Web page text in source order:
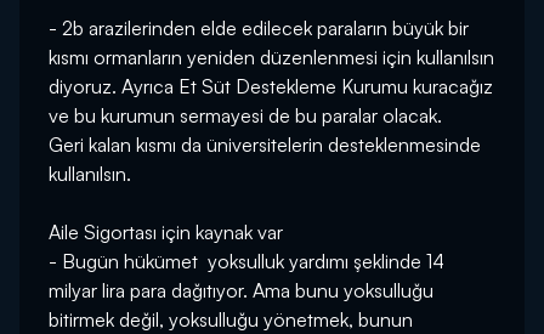
- 2b arazilerinden elde edilecek paraların büyük bir
kısmı ormanların yeniden düzenlenmesi için kullanılsın
diyoruz. Ayrıca Et Süt Destekleme Kurumu kuracağız
ve bu kurumun sermayesi de bu paralar olacak.
Geri kalan kısmı da üniversitelerin desteklenmesinde
kullanılsın.
Aile Sigortası için kaynak var
- Bugün hükümet yoksulluk yardımı şeklinde 14
milyar lira para dağıtıyor. Ama bunu yoksulluğu
bitirmek değil, yoksulluğu yönetmek, bunun